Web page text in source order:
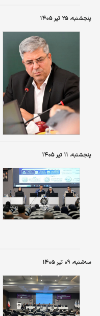
پنجشنبه، ۲۵ تیر ۱۴۰۵
پنجشنبه، ۱۱ تیر ۱۴۰۵
سه‌شنبه، ۰۹ تیر ۱۴۰۵